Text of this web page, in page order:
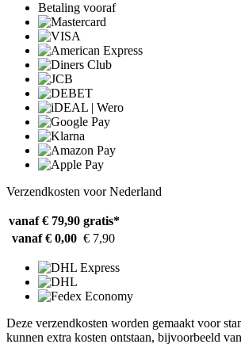
Betaling vooraf
Verzendkosten voor Nederland
vanaf € 79,90 gratis*
vanaf € 0,00 € 7,90
Deze verzendkosten worden gemaakt voor
kunnen extra kosten ontstaan, bijvoorbeeld